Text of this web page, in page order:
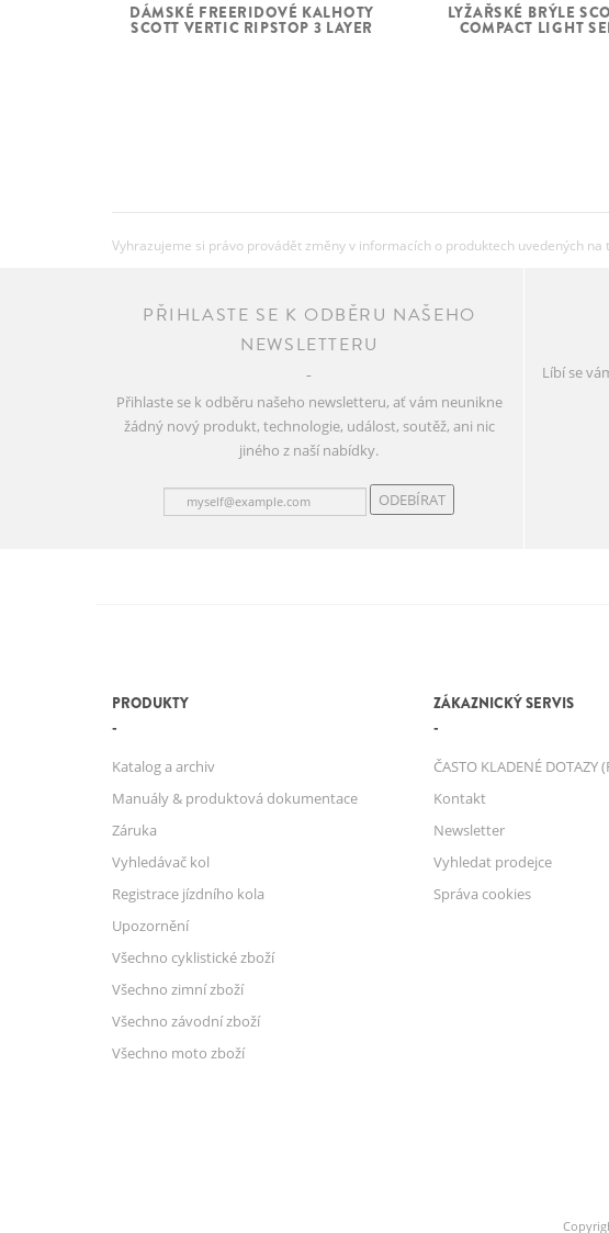
DÁMSKÉ FREERIDOVÉ KALHOTY
SCOTT VERTIC RIPSTOP 3 LAYER
LYŽAŘSKÉ BRÝLE
COMPACT LIGHT
Vyhrazujeme si právo provádět změny v informacích o produktech uvedených
PŘIHLASTE SE K ODBĚRU NAŠEHO
NEWSLETTERU
Přihlaste se k odběru našeho newsletteru, ať vám neunikne
žádný nový produkt, technologie, událost, soutěž, ani nic
jiného z naší nabídky.
ODEBÍRAT
Líbí se
PRODUKTY
Katalog a archiv
Manuály & produktová dokumentace
Záruka
Vyhledávač kol
Registrace jízdního kola
Upozornění
Všechno cyklistické zboží
Všechno zimní zboží
Všechno závodní zboží
Všechno moto zboží
ZÁKAZNICKÝ SERVIS
ČASTO KLADENÉ DOTAZY
Kontakt
Newsletter
Vyhledat prodejce
Správa cookies